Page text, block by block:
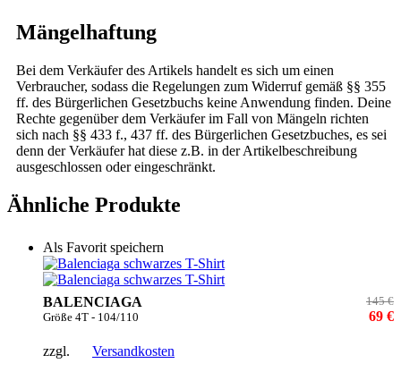
Mängelhaftung
Bei dem Verkäufer des Artikels handelt es sich um einen
Verbraucher, sodass die Regelungen zum Widerruf gemäß §§ 355
ff. des Bürgerlichen Gesetzbuchs keine Anwendung finden. Deine
Rechte gegenüber dem Verkäufer im Fall von Mängeln richten
sich nach §§ 433 f., 437 ff. des Bürgerlichen Gesetzbuches, es sei
denn der Verkäufer hat diese z.B. in der Artikelbeschreibung
ausgeschlossen oder eingeschränkt.
Ähnliche Produkte
Als Favorit speichern
BALENCIAGA
Größe 4T - 104/110
145 €
69 €
zzgl.
Versandkosten